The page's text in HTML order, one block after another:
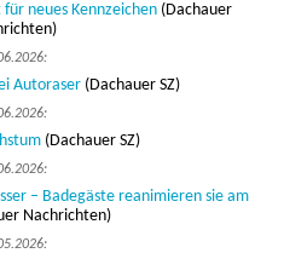
neues Kennzeichen(Dachauer
Autoraser (Dachauer SZ)
(Dachauer SZ)
– Badegäste reanimieren sie am
Nachrichten)